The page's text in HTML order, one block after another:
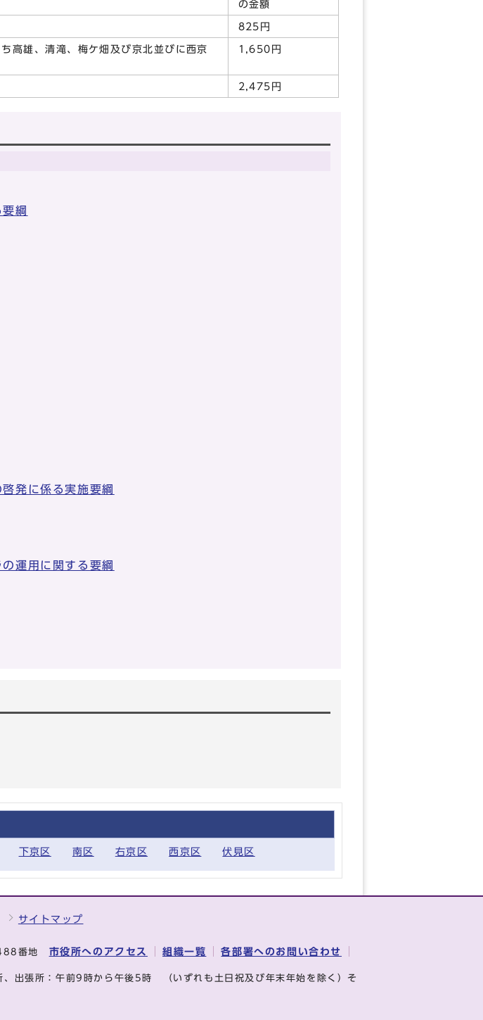
の金額
825円
高雄、清滝、梅ケ畑及び京北並びに西京
1,650円
2,475円
綱
発に係る実施要綱
運用に関する要綱
下京区 南区 右京区 西京区 伏見区
サイトマップ
488番地 市役所へのアクセス 組織一覧 各部署へのお問い合わせ
、出張所：午前9時から午後5時 （いずれも土日祝及び年末年始を除く）そ